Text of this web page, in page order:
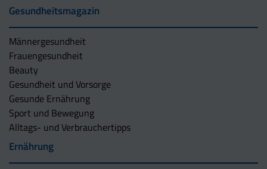
Gesundheitsmagazin
Männergesundheit
Frauengesundheit
Beauty
Gesundheit und Vorsorge
Gesunde Ernährung
Sport und Bewegung
Alltags- und Verbrauchertipps
Ernährung